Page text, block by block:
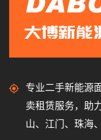
专业二手新能源
卖租赁服务，助
山、江门、珠海